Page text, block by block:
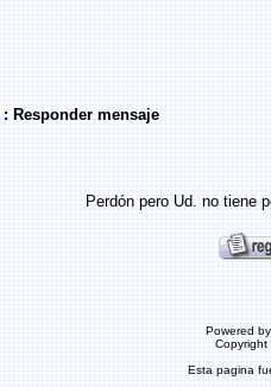
: Responder mensaje
Perdón pero Ud. no tiene
Powered
Esta pagina